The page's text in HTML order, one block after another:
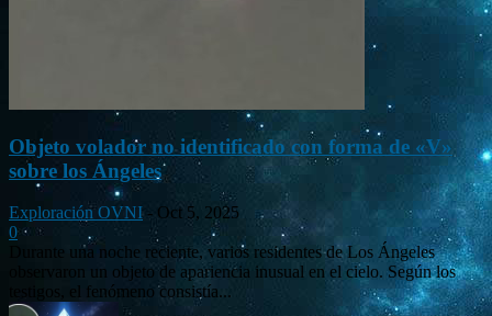
Objeto volador no identificado con forma de «V»
sobre los Ángeles
Exploración OVNI - Oct 5, 2025
0
Durante una noche reciente, varios residentes de Los Ángeles
observaron un objeto de apariencia inusual en el cielo. Según los
testigos, el fenómeno consistía...